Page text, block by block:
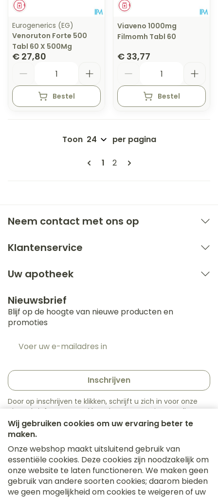
Wij gebruiken cookies om uw ervaring beter te
maken.
Onze webshop maakt uitsluitend gebruik van
essentiële cookies. Deze cookies zijn noodzakelijk om
onze website te laten functioneren. We maken geen
gebruik van andere soorten cookies; daarom bieden
we geen mogelijkheid om cookies te weigeren of uw
Geneesmiddel
Eurogenerics (EG)
Venoruton Forte 500
Tabl 60 X 500Mg
€ 27,80
Bestel
Geneesmiddel
Viaveno 1000mg
Filmomh Tabl 60
€ 33,77
Bestel
Pagina's
U lees momenteel pagina
1 Pagina
2
Toon per pagina
Neem contact met ons op
Klantenservice
Uw apotheek
Nieuwsbrief
Blijf op de hoogte van nieuwe producten en
promoties
Inschrijven
Door op inschrijven te klikken, schrijft u zich in voor onze
nieuwsbrief en gaat u akkoord met onzeprivacy policy.